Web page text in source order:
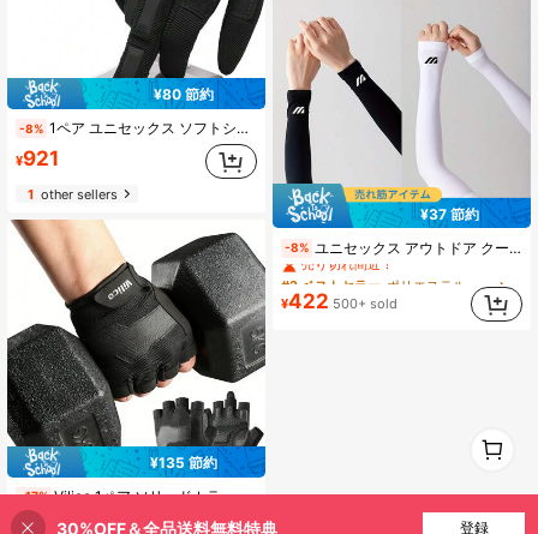
¥80 節約
-8% 1ペア ユニセックス ソフトシェル タッチスクリーン フルフィンガー タクティカルグローブ、スポーツ、ハイキング、フィットネス、バイクライディンググローブ
¥921
1other sellers
¥135 節約
-17% Vilico 1ペア ソリッドカラー ポリエステル 滑り止め 厚手パッド入り ワークアウトグローブ、アウトドアフィットネス、バスケットボール、バレーボール、フットボール、ランニングなどのスポーツに適し、オールシーズン、夏、フェスティバル、メンズギフト、カバーアップ用
¥659
¥37 節約
-8% ユニセックス アウトドア クーリングアームスリーブ、夏に活躍、メンズギフト、カバーアップ
#2 ベストセラー
ポリエステル メンズグローブ
売り切れ間近！
#2 ベストセラー
売り切れ間近！
#2 ベストセラー
売り切れ間近！
ポリエステル メンズグローブ
¥422 500+ sold
30%OFF＆全品送料無料特典 登録